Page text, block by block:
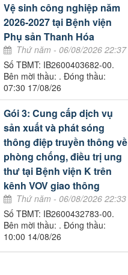
Vệ sinh công nghiệp năm
2026-2027 tại Bệnh viện
Phụ sản Thanh Hóa
Thứ năm - 06/08/2026 22:37
Số TBMT: IB2600403682-00.
Bên mời thầu: . Đóng thầu:
07:30 17/08/26
Gói 3: Cung cấp dịch vụ
sản xuất và phát sóng
thông điệp truyền thông về
phòng chống, điều trị ung
thư tại Bệnh viện K trên
kênh VOV giao thông
Thứ năm - 06/08/2026 22:33
Số TBMT: IB2600432783-00.
Bên mời thầu: . Đóng thầu:
10:00 14/08/26